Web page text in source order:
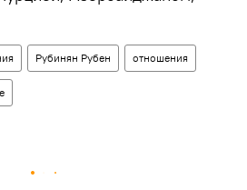
Рубинян Рубен отношения